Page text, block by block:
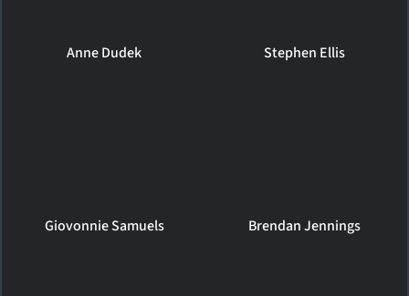
Anne Dudek Stephen Ellis
Giovonnie Samuels Brendan Jennings